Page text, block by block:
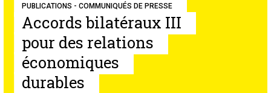
PUBLICATIONS - COMMUNIQUÉS DE PRESSE
Accords bilatéraux III
pour des relations
économiques
durables